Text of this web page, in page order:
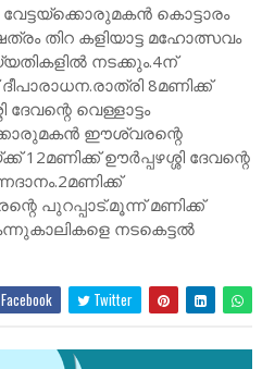
വേട്ടയ്ക്കൊരുമകൻ കൊട്ടാരം
തിറ കളിയാട്ട മഹോത്സവം
നടക്കും.4ന്
8മണിക്ക്
വെള്ളാട്ടം
ഈശ്വരന്റെ
12മണിക്ക് ഊർപ്പഴശ്ശി ദേവന്റെ
പുറപ്പാട്.മൂന്ന് മണിക്ക്
നടകെട്ടൽ
Facebook Twitter